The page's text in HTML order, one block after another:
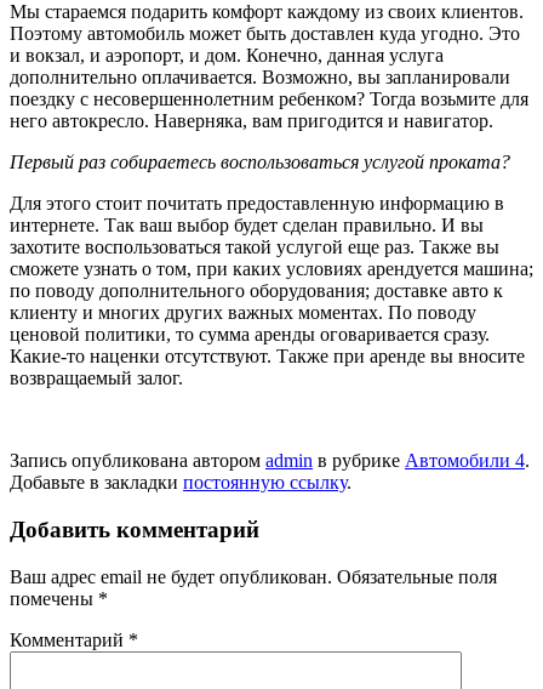
Мы стараемся подарить комфорт каждому из своих клиентов.
Поэтому автомобиль может быть доставлен куда угодно. Это
и вокзал, и аэропорт, и дом. Конечно, данная услуга
дополнительно оплачивается. Возможно, вы запланировали
поездку с несовершеннолетним ребенком? Тогда возьмите для
него автокресло. Наверняка, вам пригодится и навигатор.
Первый раз собираетесь воспользоваться услугой проката?
Для этого стоит почитать предоставленную информацию в
интернете. Так ваш выбор будет сделан правильно. И вы
захотите воспользоваться такой услугой еще раз. Также вы
сможете узнать о том, при каких условиях арендуется машина;
по поводу дополнительного оборудования; доставке авто к
клиенту и многих других важных моментах. По поводу
ценовой политики, то сумма аренды оговаривается сразу.
Какие-то наценки отсутствуют. Также при аренде вы вносите
возвращаемый залог.
Запись опубликована автором admin в рубрике Автомобили 4.
Добавьте в закладки постоянную ссылку.
Добавить комментарий
Ваш адрес email не будет опубликован. Обязательные поля
помечены *
Комментарий *